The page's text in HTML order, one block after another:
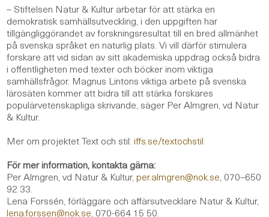
– Stiftelsen Natur & Kultur arbetar för att stärka en
demokratisk samhällsutveckling, i den uppgiften har
tillgängliggörandet av forskningsresultat till en bred allmänhet
på svenska språket en naturlig plats. Vi vill därför stimulera
forskare att vid sidan av sitt akademiska uppdrag också bidra
i offentligheten med texter och böcker inom viktiga
samhällsfrågor. Magnus Lintons viktiga arbete på svenska
lärosäten kommer att bidra till att stärka forskares
populärvetenskapliga skrivande, säger Per Almgren, vd Natur
& Kultur.
Mer om projektet Text och stil: iffs.se/textochstil
För mer information, kontakta gärna:
Per Almgren, vd Natur & Kultur, per.almgren@nok.se , 070–650
92 33.
Lena Forssén, förläggare och affärsutvecklare Natur & Kultur,
lena.forssen@nok.se , 070-664 15 50.